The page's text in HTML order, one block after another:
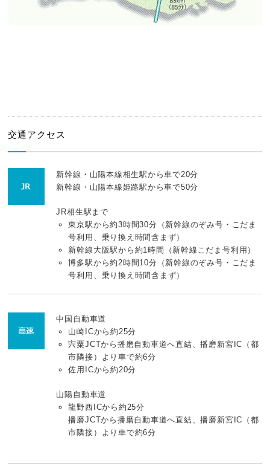
交通アクセス
新幹線・山陽本線相生駅から車で20分
新幹線・山陽本線姫路駅から車で50分
JR相生駅まで
東京駅から約3時間30分（新幹線のぞみ号・こだま
号利用、乗り換え時間含まず）
新幹線大阪駅から約1時間（新幹線こだま号利用）
博多駅から約2時間10分（新幹線のぞみ号・こだま
号利用、乗り換え時間含まず）
中国自動車道
山崎ICから約25分
宍粟JCTから播磨自動車道へ直結、播磨新宮IC（都
市隣接）より車で約6分
佐用ICから約20分
山陽自動車道
龍野西ICから約25分
播磨JCTから播磨自動車道へ直結、播磨新宮IC（都
市隣接）より車で約6分